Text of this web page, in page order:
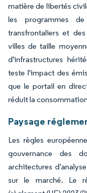
matière de libertés
les programmes
transfrontaliers et
villes de taille
d'infrastructures
teste l'impact des
que le portail en
réduit la
Paysage
Les règles
gouvernance des
architectures
sur le marché. Le